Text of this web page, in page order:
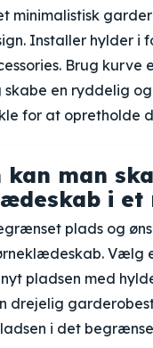
minimalistisk
Installer hylder i
Brug
skabe en ryddelig
for at opretholde
kan man
i et
plads og
Vælg
pladsen med
drejelig
i det